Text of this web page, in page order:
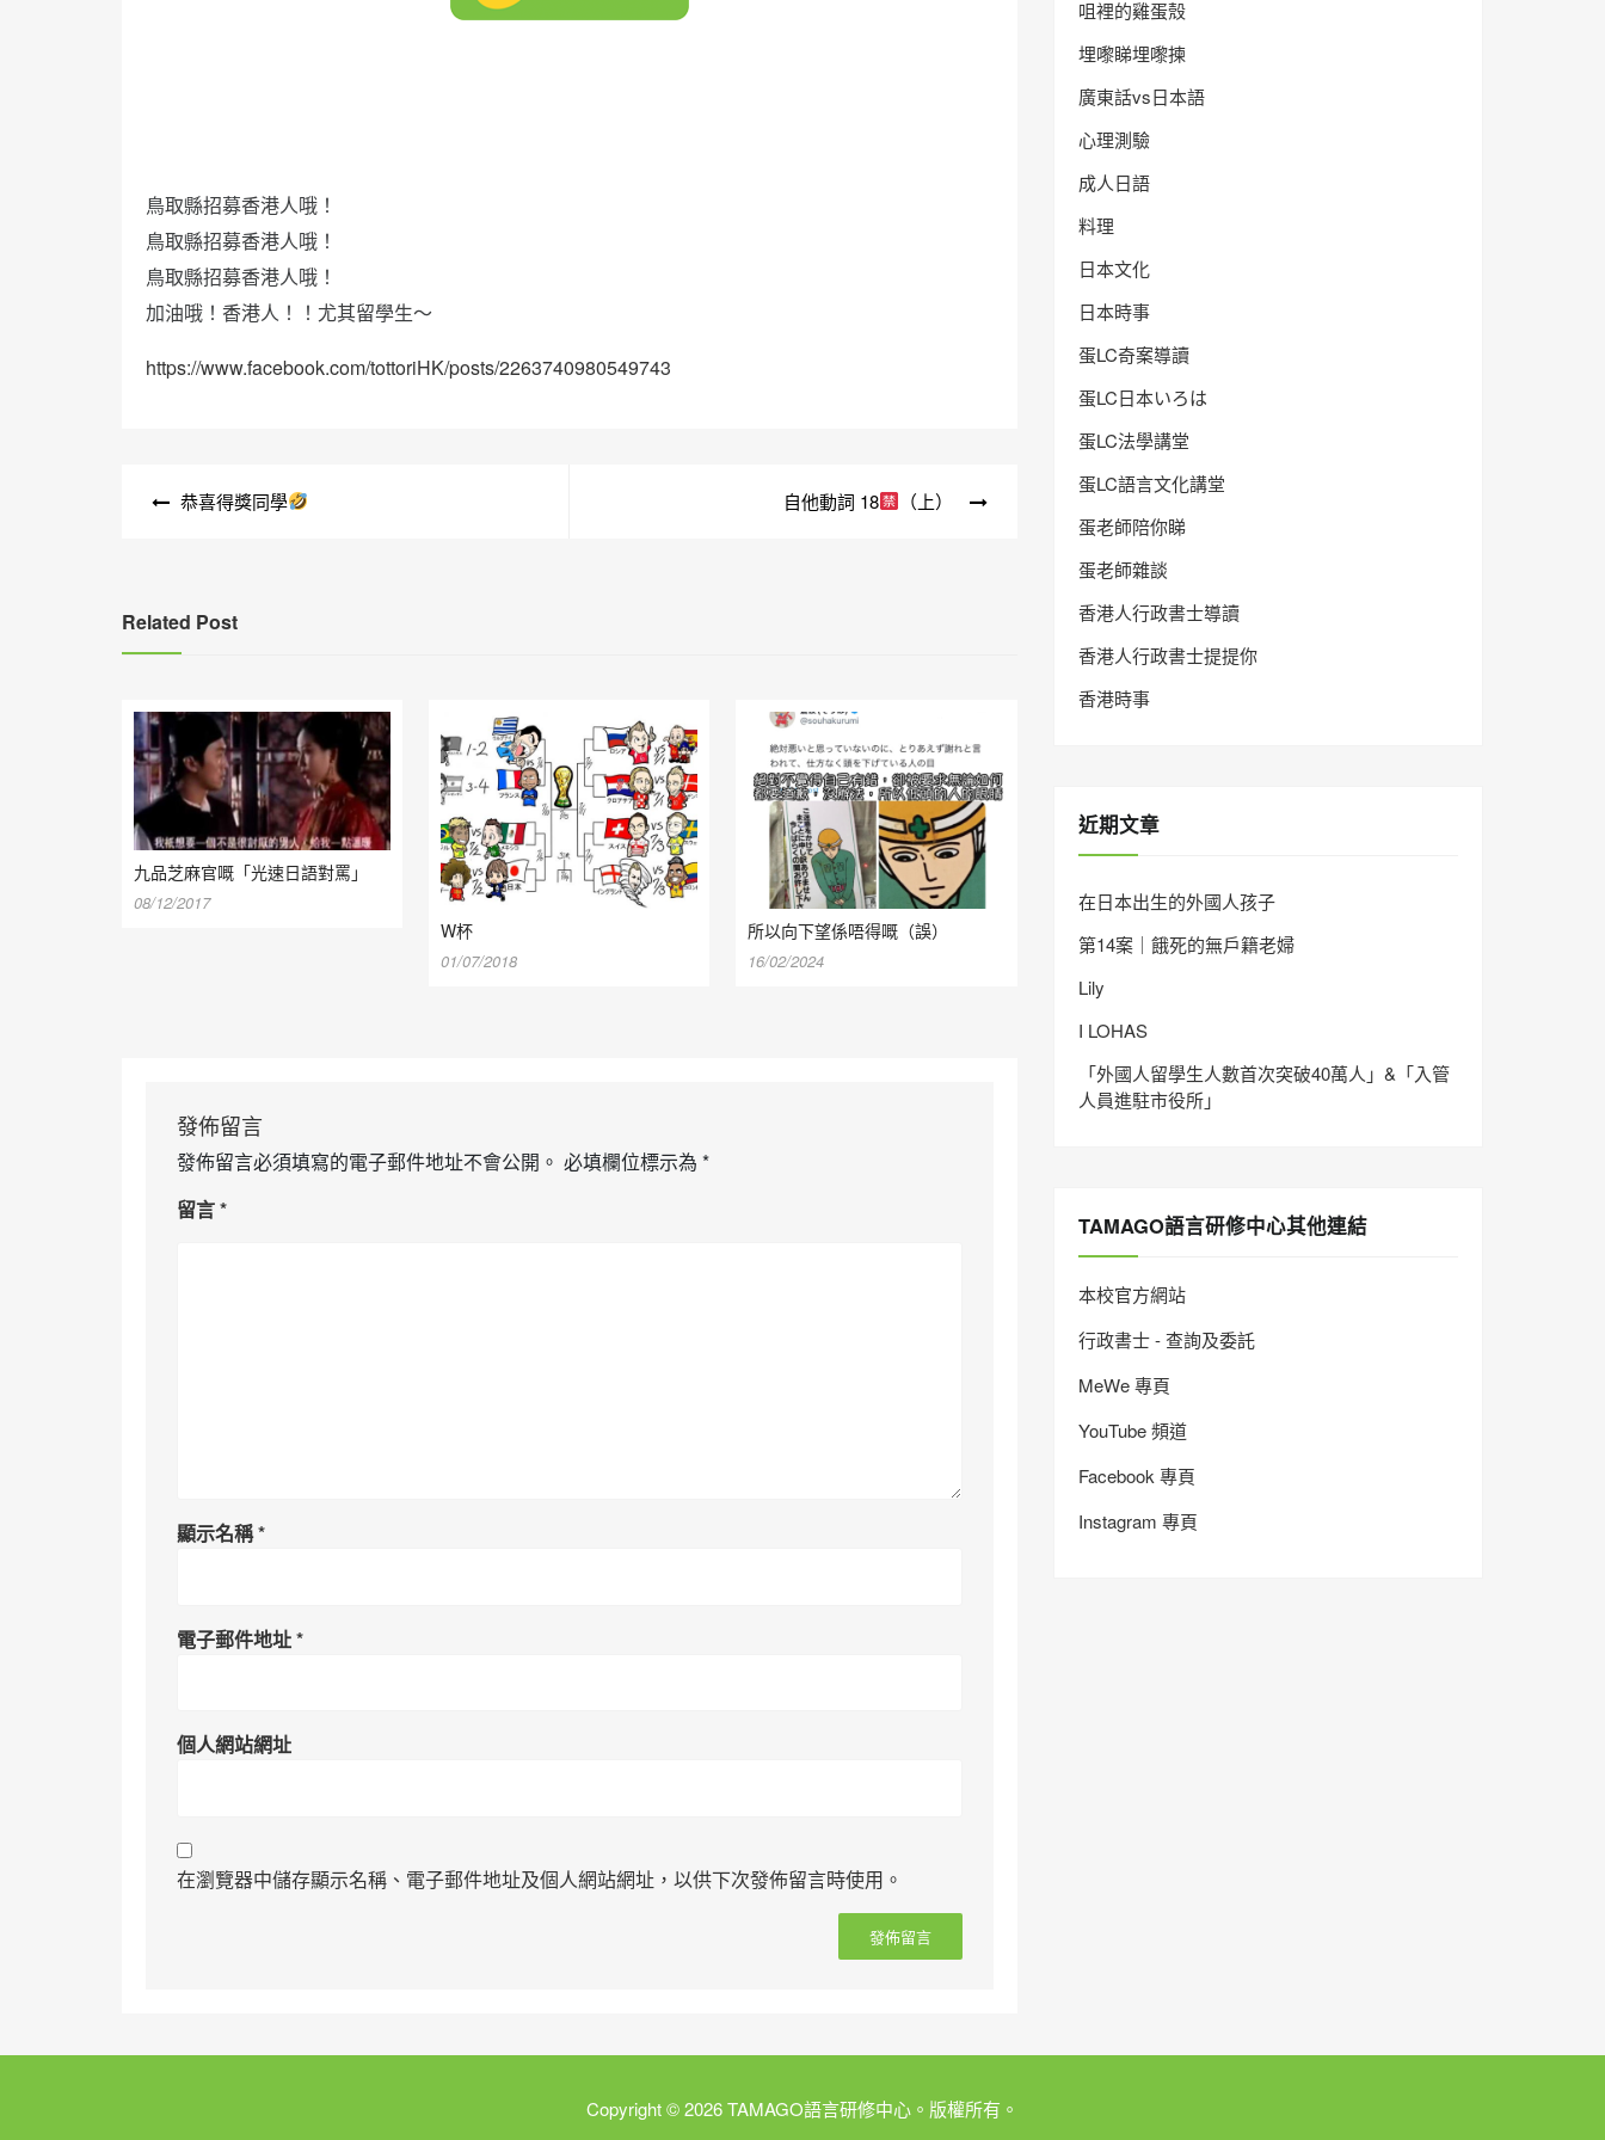
鳥取縣招募香港人哦！
鳥取縣招募香港人哦！
鳥取縣招募香港人哦！
加油哦！香港人！！尤其留學生～
https://www.facebook.com/tottoriHK/posts/2263740980549743
恭喜得獎同學 自他動詞 18 （上）
Related Post
九品芝麻官嘅「光速日語對罵」
08/12/2017
W杯
01/07/2018
所以向下望係唔得嘅（誤）
16/02/2024
發佈留言
發佈留言必須填寫的電子郵件地址不會公開。 必填欄位標示為 *
留言*
顯示名稱*
電子郵件地址*
個人網站網址
在瀏覽器中儲存顯示名稱、電子郵件地址及個人網站網址，以供下次發佈留言時使用。
咀裡的雞蛋殼
埋嚟睇埋嚟揀
廣東話vs日本語
心理測驗
成人日語
料理
日本文化
日本時事
蛋LC奇案導讀
蛋LC日本いろは
蛋LC法學講堂
蛋LC語言文化講堂
蛋老師陪你睇
蛋老師雜談
香港人行政書士導讀
香港人行政書士提提你
香港時事
近期文章
在日本出生的外國人孩子
第14案｜餓死的無戶籍老婦
Lily
I LOHAS
「外國人留學生人數首次突破40萬人」&「入管
人員進駐市役所」
TAMAGO語言研修中心其他連結
本校官方網站
行政書士 - 查詢及委託
MeWe 專頁
YouTube 頻道
Facebook 專頁
Instagram 專頁
Copyright © 2026 TAMAGO語言研修中心。版權所有。